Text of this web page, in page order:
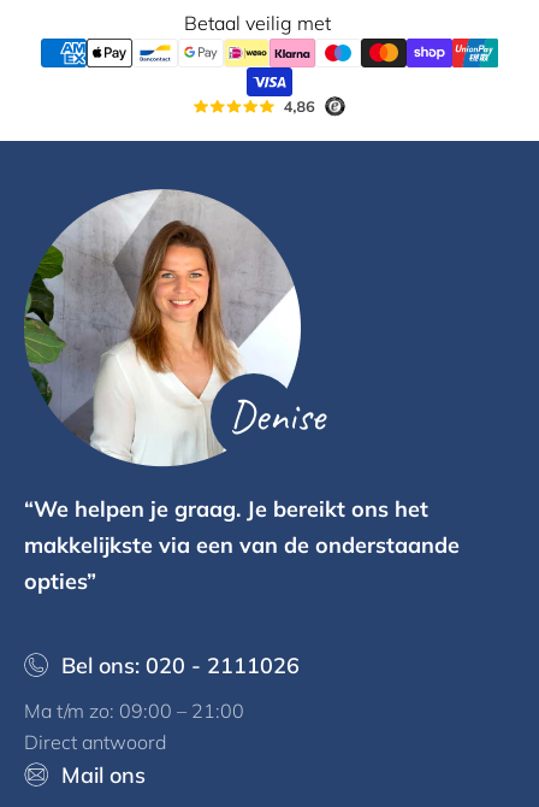
Betaal veilig met
Denise
“We helpen je graag. Je bereikt ons het
makkelijkste via een van de onderstaande
opties”
Bel ons: 020 - 2111026
Ma t/m zo: 09:00 – 21:00
Direct antwoord
Mail ons